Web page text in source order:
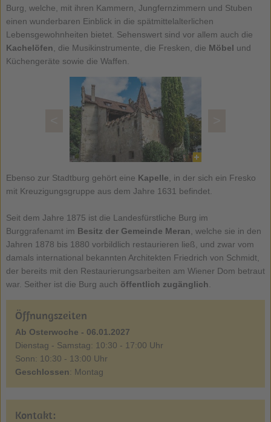
Burg, welche, mit ihren Kammern, Jungfernzimmern und Stuben
einen wunderbaren Einblick in die spätmittelalterlichen
Lebensgewohnheiten bietet. Sehenswert sind vor allem auch die
Kachelöfen , die Musikinstrumente, die Fresken, die Möbel und
Küchengeräte sowie die Waffen.
Ebenso zur Stadtburg gehört eine Kapelle , in der sich ein Fresko
mit Kreuzigungsgruppe aus dem Jahre 1631 befindet.
Seit dem Jahre 1875 ist die Landesfürstliche Burg im
Burggrafenamt im Besitz der Gemeinde Meran , welche sie in den
Jahren 1878 bis 1880 vorbildlich restaurieren ließ, und zwar vom
damals international bekannten Architekten Friedrich von Schmidt,
der bereits mit den Restaurierungsarbeiten am Wiener Dom betraut
war. Seither ist die Burg auch öffentlich zugänglich
Öffnungszeiten
Ab Osterwoche - 06.01.2027
Dienstag - Samstag: 10:30 - 17:00 Uhr
Sonn: 10:30 - 13:00 Uhr
Geschlossen: Montag
Kontakt: